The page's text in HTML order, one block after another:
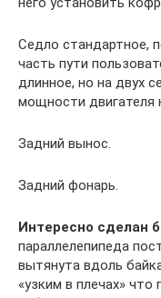
Седло стандартное,
часть пути
длинное, но на двух
мощности двигателя
Задний вынос.
Задний фонарь.
Интересно сделан
параллелепипеда
вытянута вдоль
«узким в плечах»